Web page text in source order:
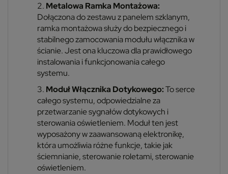
Metalowa Ramka Montażowa:
Dołączona do zestawu z panelem szklanym,
ramka montażowa służy do bezpiecznego i
stabilnego zamocowania modułu włącznika w
ścianie. Jest ona kluczowa dla prawidłowego
instalowania i funkcjonowania całego
systemu.
Moduł Włącznika Dotykowego:To serce
całego systemu, odpowiedzialne za
przetwarzanie sygnałów dotykowych i
sterowania oświetleniem. Moduł ten jest
wyposażony w zaawansowaną elektronikę,
która umożliwia różne funkcje, takie jak
ściemnianie, sterowanie roletami, sterowanie
oświetleniem.